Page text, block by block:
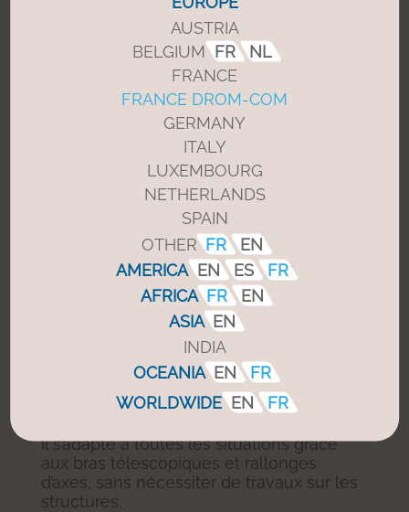
Un seul opérateur pour une multitude
Sa flexibilité permet de nombreuses
configurations :
Version bras poussant à compas,
ouverture droite/gauche.
Version bras tirant à glissière, ouverture
droite/gauche.
Version coupe-feu bras poussant, force
EN3 à EN6 selon la norme NFS 61937-
Fonctionnement maître-esclave sur
porte double.
Il s’adapte à toutes les situations grâce
aux bras télescopiques et rallonges
d’axes, sans nécessiter de travaux sur les
structures.
AUSTRIA
BELGIUM FR
NL
FRANCE
FRANCE DROM-COM
GERMANY
ITALY
LUXEMBOURG
NETHERLANDS
SPAIN
OTHER FR
EN
AMERICA EN ES
FR
AFRICA FR
EN
ASIA EN
INDIA
OCEANIA EN
FR
WORLDWIDE EN FR